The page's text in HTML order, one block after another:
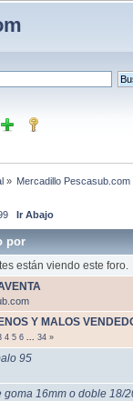
» Mercadillo Pescasub.com
Ir Abajo
por
están viendo este foro.
Y MALOS
4 5 6 34 »
95
goma 16mm o doble 18/